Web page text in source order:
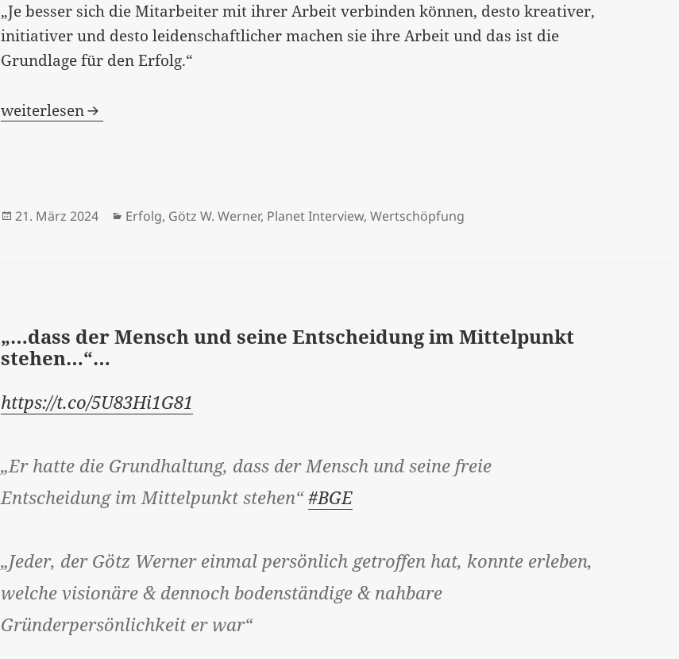
„Je besser sich die Mitarbeiter mit ihrer Arbeit verbinden können, desto kreativer,
initiativer und desto leidenschaftlicher machen sie ihre Arbeit und das ist die
Grundlage für den Erfolg.“
„Es geht nicht um anstrengungslosen Wohlstand“…
weiterlesen
Veröffentlicht
21. März 2024 Kategorien
Erfolg, Götz W. Werner, Planet Interview,Wertschöpfung
„…dass der Mensch und seine Entscheidung im Mittelpunkt
stehen…“…
https://t.co/5U83Hi1G81
„Er hatte die Grundhaltung, dass der Mensch und seine freie
Entscheidung im Mittelpunkt stehen“#BGE
„Jeder, der Götz Werner einmal persönlich getroffen hat, konnte erleben,
welche visionäre & dennoch bodenständige & nahbare
Gründerpersönlichkeit er war“